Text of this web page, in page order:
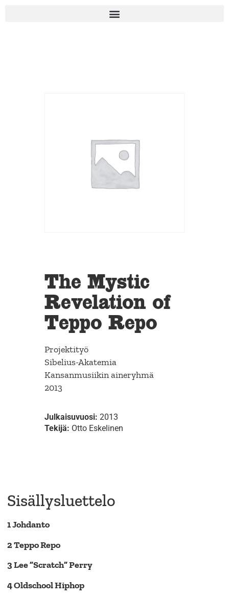
The Mystic
Revelation of
Teppo Repo
Projektityö
Sibelius-Akatemia
Kansanmusiikin aineryhmä
2013
Julkaisuvuosi:2013
Tekijä: Otto Eskelinen
Sisällysluettelo
1 Johdanto
2 Teppo Repo
3 Lee ”Scratch” Perry
4 Oldschool Hiphop